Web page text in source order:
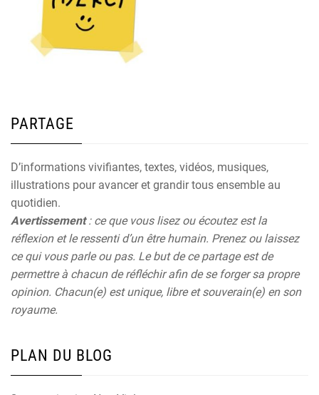
PARTAGE
D’informations vivifiantes, textes, vidéos, musiques,
illustrations pour avancer et grandir tous ensemble au
quotidien.
Avertissement: ce que vous lisez ou écoutez est la
réflexion et le ressenti d’un être humain. Prenez ou laissez
ce qui vous parle ou pas. Le but de ce partage est de
permettre à chacun de réfléchir afin de se forger sa propre
opinion. Chacun(e) est unique, libre et souverain(e) en son
royaume.
PLAN DU BLOG